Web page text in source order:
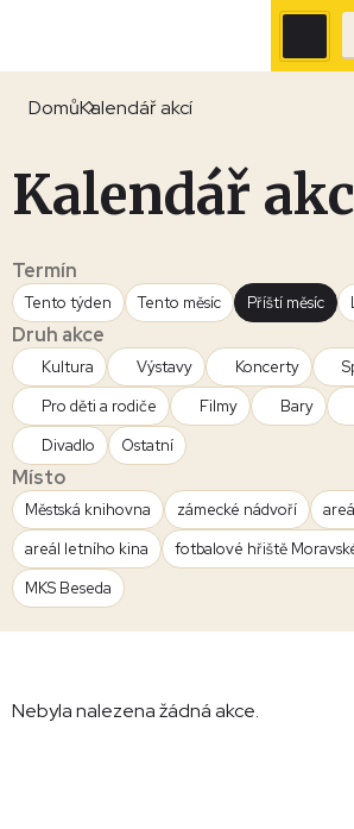
DomůKalendář akcí
Kalendář
Termín
Tento týden Tento měsíc Příští měsíc
Druh akce
Kultura Výstavy Koncerty
Pro děti a rodiče
Filmy Bary
Divadlo
Ostatní
Místo
Městská knihovna zámecké nádvoří
areál letního kina
fotbalové hřiště
MKS Beseda
Nebyla nalezena žádná akce.